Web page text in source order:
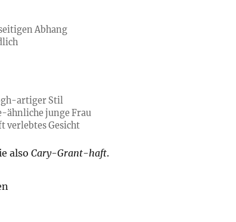
Abhang
artiger Stil
junge Frau
verlebtes Gesicht
also Cary-Grant-haft.